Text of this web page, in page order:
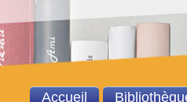
Accueil